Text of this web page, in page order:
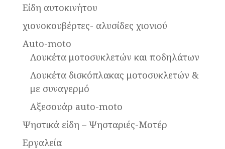
Είδη αυτοκινήτου
χιονοκουβέρτες- αλυσίδες χιονιού
Auto-moto
Λουκέτα μοτοσυκλετών και ποδηλάτων
Λουκέτα δισκόπλακας μοτοσυκλετών &
με συναγερμό
Αξεσουάρ auto-moto
Ψηστικά είδη – Ψησταριές-Μοτέρ
Εργαλεία